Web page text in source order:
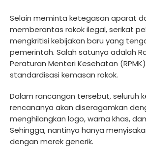
Selain meminta ketegasan aparat
memberantas rokok ilegal, serikat
mengkritisi kebijakan baru yang
pemerintah. Salah satunya adalah
Peraturan Menteri Kesehatan
standardisasi kemasan rokok.
Dalam rancangan tersebut, seluruh
rencananya akan diseragamkan
menghilangkan logo, warna khas,
Sehingga, nantinya hanya
dengan merek generik.